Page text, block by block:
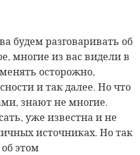
будем разговаривать об
многие из вас видели в
осторожно,
и так далее. Но что
знают не многие.
уже известна и не
источниках. Но так
этом